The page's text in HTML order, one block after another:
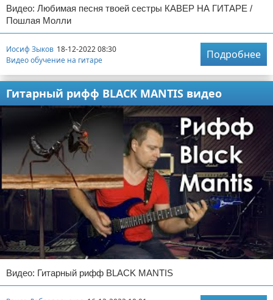
Видео: Любимая песня твоей сестры КАВЕР НА ГИТАРЕ /
Пошлая Молли
Иосиф Зыков 18-12-2022 08:30
Видео обучение на гитаре
Подробнее
Гитарный рифф BLACK MANTIS видео
Видео: Гитарный рифф BLACK MANTIS